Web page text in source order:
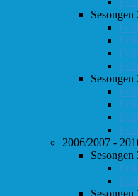
2006/2007 -